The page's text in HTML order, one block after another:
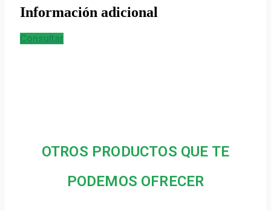
Información adicional
Consultar
OTROS PRODUCTOS QUE TE
PODEMOS OFRECER